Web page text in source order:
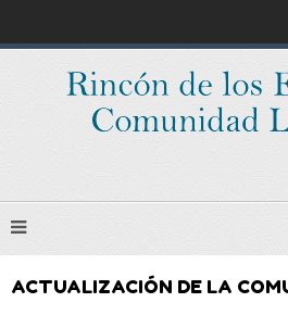
ACTUALIZACIÓN DE LA